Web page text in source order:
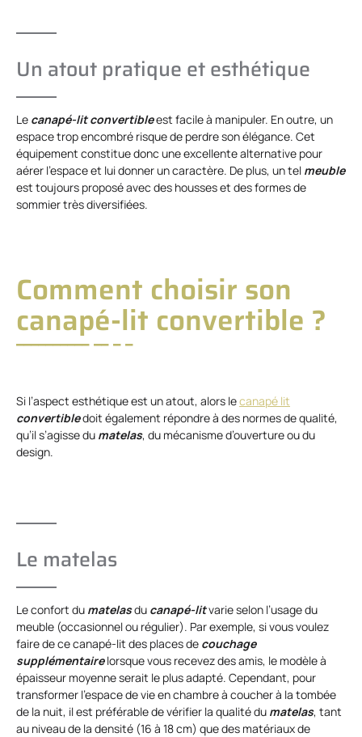
Un atout pratique et esthétique
Le canapé-lit convertibleest facile à manipuler. En outre, un
espace trop encombré risque de perdre son élégance. Cet
équipement constitue donc une excellente alternative pour
aérer l’espace et lui donner un caractère. De plus, un tel meuble
est toujours proposé avec des housses et des formes de
sommier très diversifiées.
Comment choisir son
canapé-lit convertible ?
Si l’aspect esthétique est un atout, alors lecanapé lit
convertibledoit également répondre à des normes de qualité,
qu’il s’agisse du matelas, du mécanisme d’ouverture ou du
design.
Le matelas
Le confort du matelasdu canapé-litvarie selon l’usage du
meuble (occasionnel ou régulier). Par exemple, si vous voulez
faire de ce canapé-lit des places de couchage
supplémentairelorsque vous recevez des amis, le modèle à
épaisseur moyenne serait le plus adapté. Cependant, pour
transformer l’espace de vie en chambre à coucher à la tombée
de la nuit, il est préférable de vérifier la qualité du matelas, tant
au niveau de la densité (16 à 18 cm) que des matériaux de